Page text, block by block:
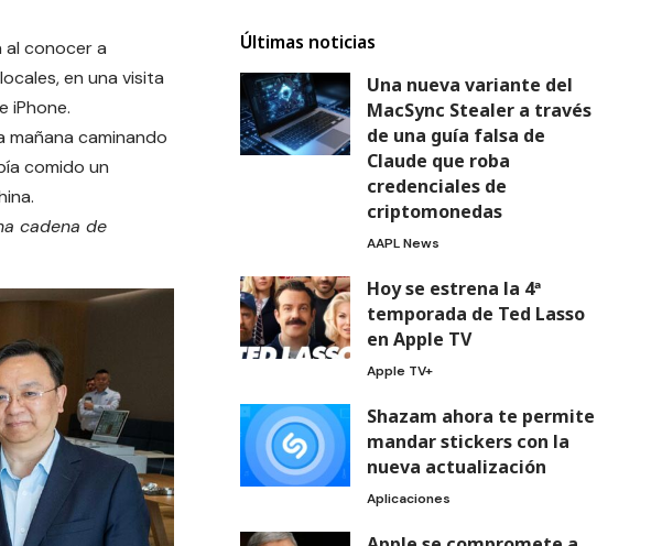
al conocer a
en una visita
iPhone.
mañana caminando
comido un
cadena de
Últimas noticias
Una nueva variante del
MacSync Stealer a través
de una guía falsa de
Claude que roba
credenciales de
criptomonedas
AAPL News
Hoy se estrena la 4ª
temporada de Ted Lasso
en Apple TV
Apple TV+
Shazam ahora te permite
mandar stickers con la
nueva actualización
Aplicaciones